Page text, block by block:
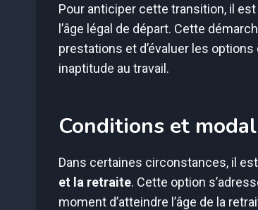
Pour anticiper cette transition, il est
l’âge légal de départ. Cette
prestations et d’évaluer les
inaptitude au travail.
Conditions et
Dans certaines circonstances, il
et la retraite. Cette option
moment d’atteindre l’âge de la